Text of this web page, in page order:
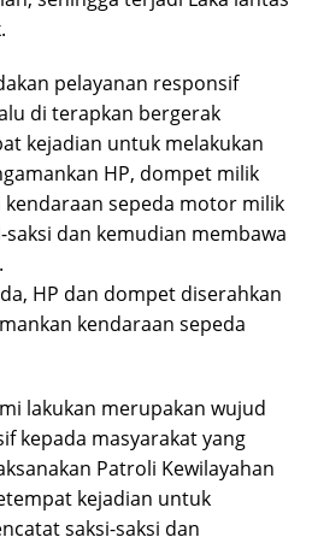
pelayanan responsif
di terapkan bergerak
kejadian untuk melakukan
HP, dompet milik
sepeda motor milik
dan kemudian membawa
HP dan dompet diserahkan
kendaraan sepeda
lakukan merupakan wujud
kepada masyarakat yang
Patroli Kewilayahan
kejadian untuk
saksi-saksi dan